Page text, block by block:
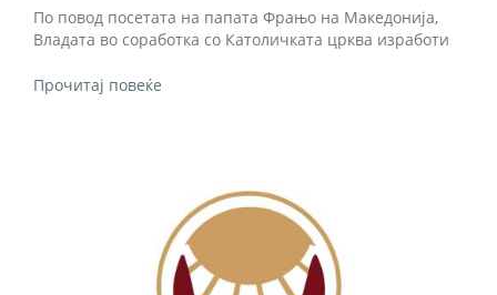
По повод посетата на папата Фрањо на Македонија,
Владата во соработка со Католичката црква изработи
Прочитај повеќе